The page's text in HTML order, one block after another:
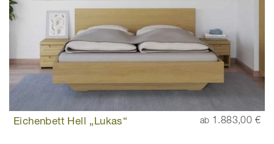
Eichenbett Hell „Lukas“ ab 1.883,00 €